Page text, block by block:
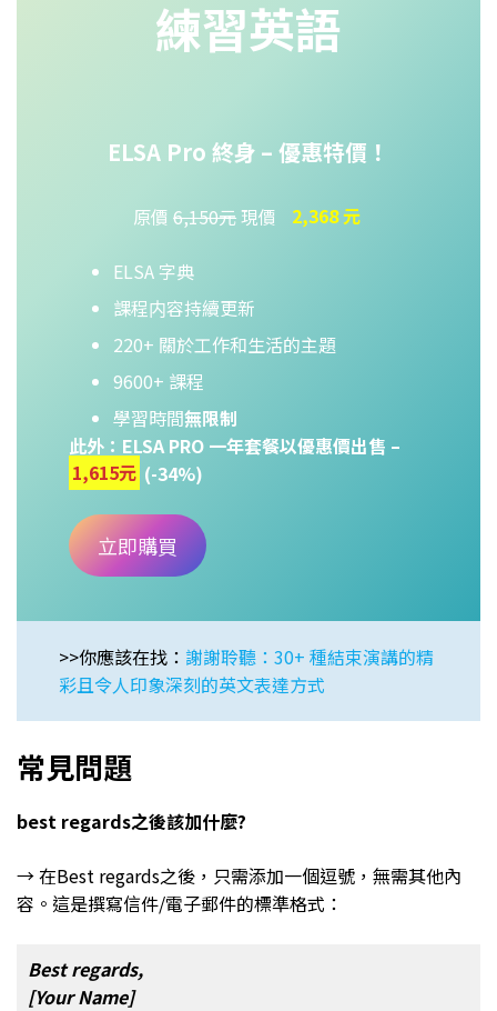
練習英語
ELSA Pro 終身 – 優惠特價！
原價6,150元現價 2,368 元
ELSA 字典
課程内容持續更新
220+ 關於工作和生活的主題
9600+ 課程
學習時間無限制
此外：ELSA PRO 一年套餐以優惠價出售 –
1,615元 (-34%)
立即購買
>>你應該在找： 謝謝聆聽：30+ 種結束演講的精
彩且令人印象深刻的英文表達方式
常見問題
best regards之後該加什麼?
→ 在Best regards之後，只需添加一個逗號，無需其他內
容。這是撰寫信件/電子郵件的標準格式：
Best regards,
[Your Name]